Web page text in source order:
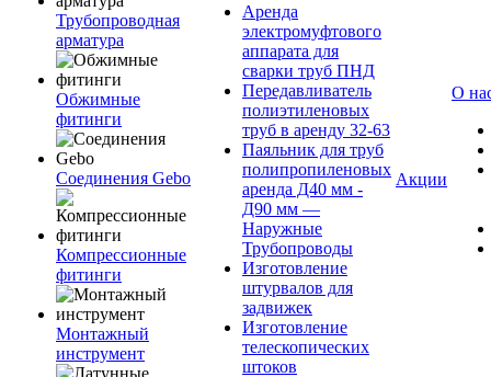
Трубопроводная
арматура
Обжимные
фитинги
Соединения Gebo
Компрессионные
фитинги
Монтажный
инструмент
Аренда
электромуфтового
аппарата для
сварки труб ПНД
Передавливатель
полиэтиленовых
труб в аренду 32-63
Паяльник для труб
полипропиленовых
аренда Д40 мм -
Д90 мм —
Наружные
Трубопроводы
Изготовление
штурвалов для
задвижек
Изготовление
телескопических
штоков
Акции
О